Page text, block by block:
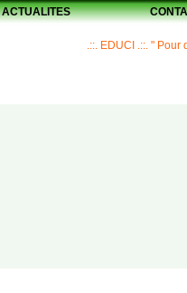
ACTUALITES
.::. EDUCI .::. " Pour